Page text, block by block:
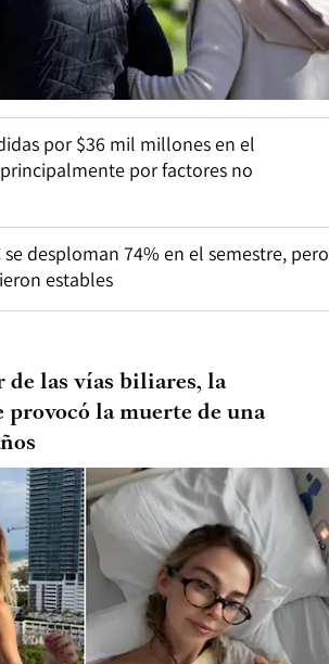
por $36 mil millones en el
por factores no
se desploman 74% en el semestre, pero
estables
de las vías biliares, la
provocó la muerte de una